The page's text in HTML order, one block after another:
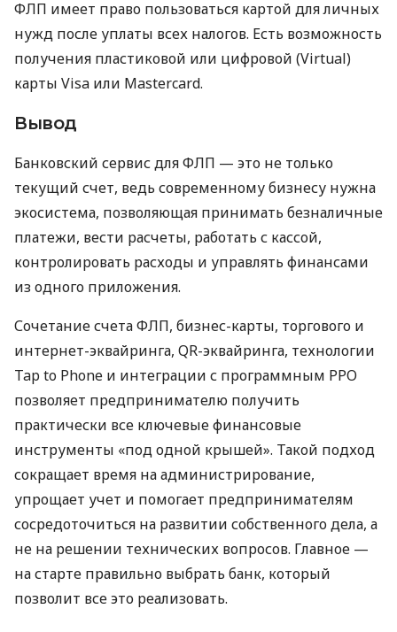
ФЛП имеет право пользоваться картой для личных
нужд после уплаты всех налогов. Есть возможность
получения пластиковой или цифровой (Virtual)
карты Visa или Mastercard.
Вывод
Банковский сервис для ФЛП — это не только
текущий счет, ведь современному бизнесу нужна
экосистема, позволяющая принимать безналичные
платежи, вести расчеты, работать с кассой,
контролировать расходы и управлять финансами
из одного приложения.
Сочетание счета ФЛП, бизнес-карты, торгового и
интернет-эквайринга, QR-эквайринга, технологии
Tap to Phone и интеграции с программным РРО
позволяет предпринимателю получить
практически все ключевые финансовые
инструменты «под одной крышей». Такой подход
сокращает время на администрирование,
упрощает учет и помогает предпринимателям
сосредоточиться на развитии собственного дела, а
не на решении технических вопросов. Главное —
на старте правильно выбрать банк, который
позволит все это реализовать.